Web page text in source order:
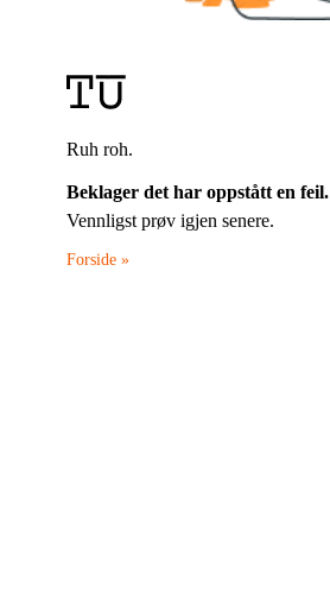
Ruh roh.
Beklager det har oppstått en feil.
Vennligst prøv igjen senere.
Forside »